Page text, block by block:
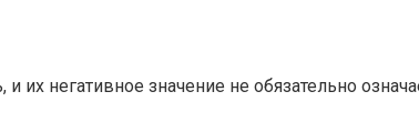
их негативное значение не обязательно